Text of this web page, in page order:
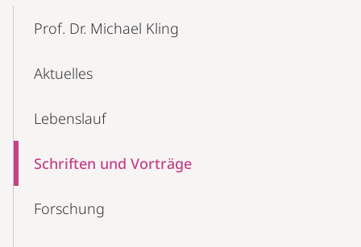
NavigationProf. Dr. Michael Kling
Aktuelles
Lebenslauf
Schriften und Vorträge
Forschung